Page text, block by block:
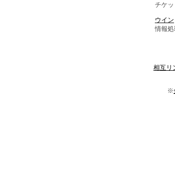
チケ
ウイン
情報
相互リ
※